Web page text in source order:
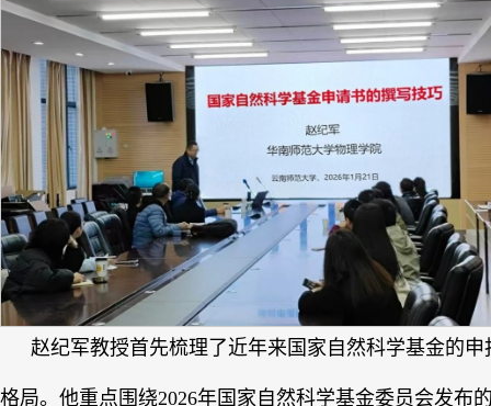
赵纪军教授首先梳理了近年来国家自然科学基金的申
格局。他重点围绕2026年国家自然科学基金委员会发布